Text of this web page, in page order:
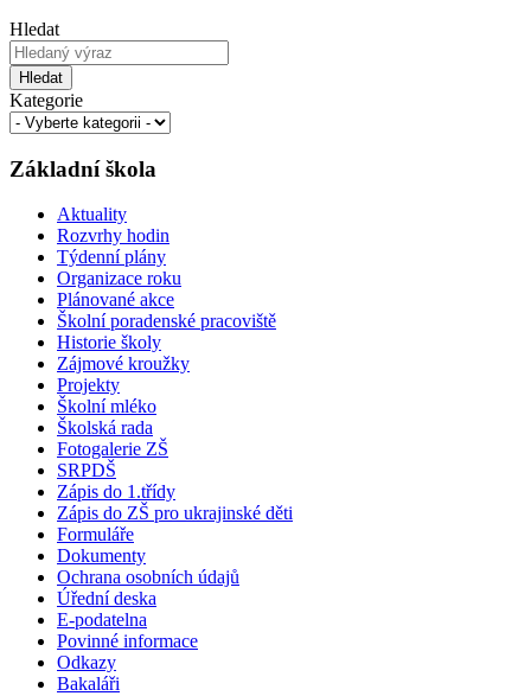
Hledat
Hledat
Kategorie
Základní škola
Aktuality
Rozvrhy hodin
Týdenní plány
Organizace roku
Plánované akce
Školní poradenské pracoviště
Historie školy
Zájmové kroužky
Projekty
Školní mléko
Školská rada
Fotogalerie ZŠ
SRPDŠ
Zápis do 1.třídy
Zápis do ZŠ pro ukrajinské děti
Formuláře
Dokumenty
Ochrana osobních údajů
Úřední deska
E-podatelna
Povinné informace
Odkazy
Bakaláři